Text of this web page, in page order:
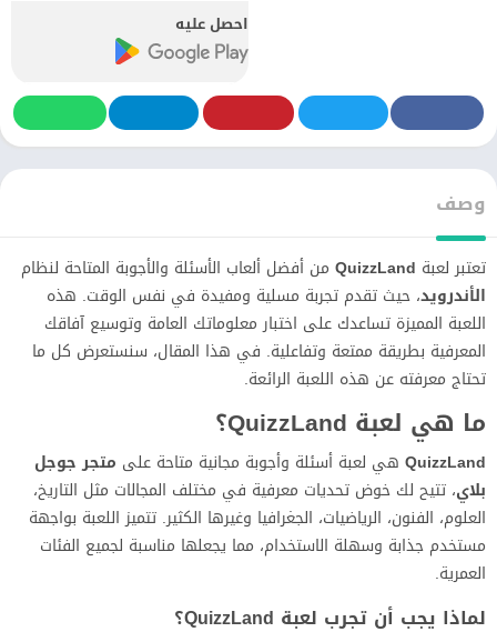
احصل عليه
وصف
تعتبر لعبة QuizzLand من أفضل ألعاب الأسئلة والأجوبة المتاحة لنظام
الأندرويد، حيث تقدم تجربة مسلية ومفيدة في نفس الوقت. هذه
اللعبة المميزة تساعدك على اختبار معلوماتك العامة وتوسيع آفاقك
المعرفية بطريقة ممتعة وتفاعلية. في هذا المقال، سنستعرض كل ما
تحتاج معرفته عن هذه اللعبة الرائعة.
ما هي لعبة QuizzLand؟
QuizzLand هي لعبة أسئلة وأجوبة مجانية متاحة على متجر جوجل
بلاي، تتيح لك خوض تحديات معرفية في مختلف المجالات مثل التاريخ،
العلوم، الفنون، الرياضيات، الجغرافيا وغيرها الكثير. تتميز اللعبة بواجهة
مستخدم جذابة وسهلة الاستخدام، مما يجعلها مناسبة لجميع الفئات
العمرية.
لماذا يجب أن تجرب لعبة QuizzLand؟